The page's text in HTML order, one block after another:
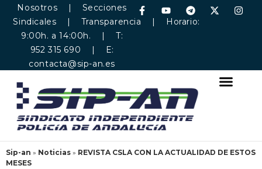
Nosotros | Secciones
Sindicales | Transparencia | Horario:
9:00h. a 14:00h. | T:
952 315 690 | E:
contacta@sip-an.es
Sip-an » Noticias » REVISTA CSLA CON LA ACTUALIDAD DE ESTOS
MESES